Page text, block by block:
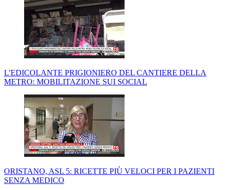
L'EDICOLANTE PRIGIONIERO DEL CANTIERE DELLA
METRO: MOBILITAZIONE SUI SOCIAL
ORISTANO, ASL 5: RICETTE PIÙ VELOCI PER I PAZIENTI
SENZA MEDICO